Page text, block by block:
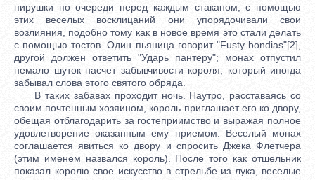
пирушки по очереди перед каждым стаканом; с помощью
этих веселых восклицаний они упорядочивали свои
возлияния, подобно тому как в новое время это стали делать
с помощью тостов. Один пьяница говорит "Fusty bondias"[2],
другой должен ответить "Ударь пантеру"; монах отпустил
немало шуток насчет забывчивости короля, который иногда
забывал слова этого святого обряда.
В таких забавах проходит ночь. Наутро, расставаясь со
своим почтенным хозяином, король приглашает его ко двору,
обещая отблагодарить за гостеприимство и выражая полное
удовлетворение оказанным ему приемом. Веселый монах
соглашается явиться ко двору и спросить Джека Флетчера
(этим именем назвался король). После того как отшельник
показал королю свое искусство в стрельбе из лука, веселые